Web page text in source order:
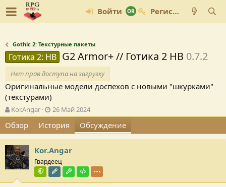
Войти Регистрация
Gothic 2: Текстурные пакеты
Готика 2: НВ G2 Armor+ // Готика 2 НВ 0.7.2
Нет прав доступа на загрузку
Оригинальные модели доспехов с новыми "шкурками"
(текстурами)
А
в
т
о
р
т
е
ы
Kor.Angar
Д
а
т
а
о
з
д
а
26 Май 2024
Обзор История Обсуждение
Kor.Angar
Гвардеец
Команда форума
Редактор раздела
Модостроитель
Тестировщик